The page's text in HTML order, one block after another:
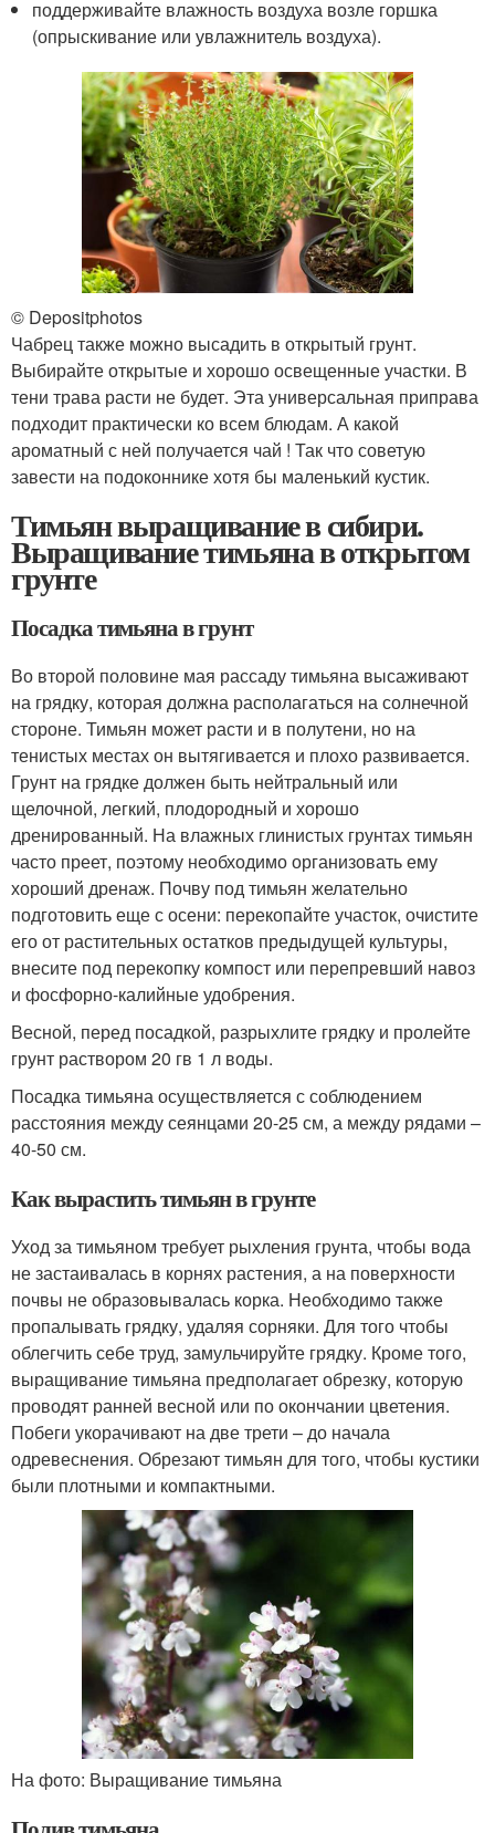
поддерживайте влажность воздуха возле горшка
(опрыскивание или увлажнитель воздуха).
© Depositphotos
Чабрец также можно высадить в открытый грунт.
Выбирайте открытые и хорошо освещенные участки. В
тени трава расти не будет. Эта универсальная приправа
подходит практически ко всем блюдам. А какой
ароматный с ней получается чай ! Так что советую
завести на подоконнике хотя бы маленький кустик.
Тимьян выращивание в сибири.
Выращивание тимьяна в открытом
грунте
Посадка тимьяна в грунт
Во второй половине мая рассаду тимьяна высаживают
на грядку, которая должна располагаться на солнечной
стороне. Тимьян может расти и в полутени, но на
тенистых местах он вытягивается и плохо развивается.
Грунт на грядке должен быть нейтральный или
щелочной, легкий, плодородный и хорошо
дренированный. На влажных глинистых грунтах тимьян
часто преет, поэтому необходимо организовать ему
хороший дренаж. Почву под тимьян желательно
подготовить еще с осени: перекопайте участок, очистите
его от растительных остатков предыдущей культуры,
внесите под перекопку компост или перепревший навоз
и фосфорно-калийные удобрения.
Весной, перед посадкой, разрыхлите грядку и пролейте
грунт раствором 20 гв 1 л воды.
Посадка тимьяна осуществляется с соблюдением
расстояния между сеянцами 20-25 см, а между рядами –
40-50 см.
Как вырастить тимьян в грунте
Уход за тимьяном требует рыхления грунта, чтобы вода
не застаивалась в корнях растения, а на поверхности
почвы не образовывалась корка. Необходимо также
пропалывать грядку, удаляя сорняки. Для того чтобы
облегчить себе труд, замульчируйте грядку. Кроме того,
выращивание тимьяна предполагает обрезку, которую
проводят ранней весной или по окончании цветения.
Побеги укорачивают на две трети – до начала
одревеснения. Обрезают тимьян для того, чтобы кустики
были плотными и компактными.
На фото: Выращивание тимьяна